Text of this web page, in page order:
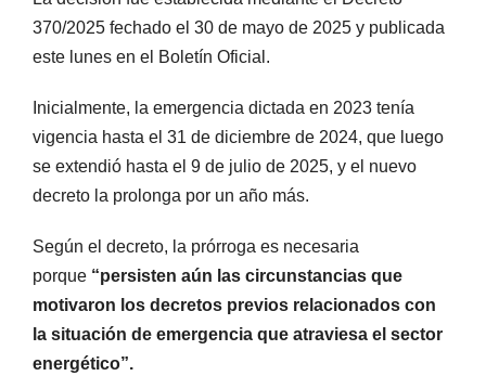
370/2025 fechado el 30 de mayo de 2025 y publicada
este lunes en el Boletín Oficial.
Inicialmente, la emergencia dictada en 2023 tenía
vigencia hasta el 31 de diciembre de 2024, que luego
se extendió hasta el 9 de julio de 2025, y el nuevo
decreto la prolonga por un año más.
Según el decreto, la prórroga es necesaria
porque “persisten aún las circunstancias que
motivaron los decretos previos relacionados con
la situación de emergencia que atraviesa el sector
energético”.